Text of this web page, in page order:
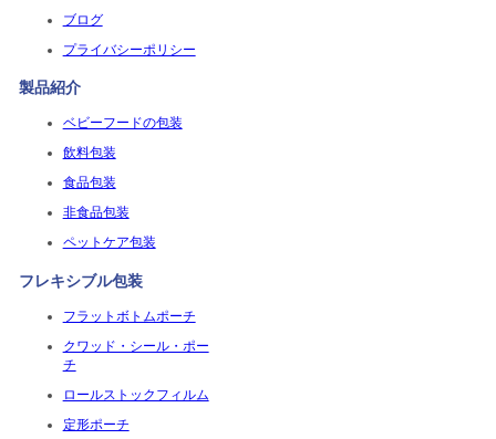
ブログ
プライバシーポリシー
製品紹介
ベビーフードの包装
飲料包装
食品包装
非食品包装
ペットケア包装
フレキシブル包装
フラットボトムポーチ
クワッド・シール・ポー
チ
ロールストックフィルム
定形ポーチ